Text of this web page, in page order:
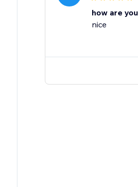
how are
nice